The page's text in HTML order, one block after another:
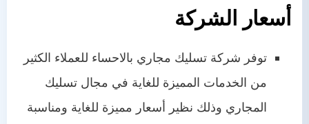
أسعار الشركة
توفر شركة تسليك مجاري بالاحساء للعملاء الكثير
من الخدمات المميزة للغاية في مجال تسليك
المجاري وذلك نظير أسعار مميزة للغاية ومناسبة